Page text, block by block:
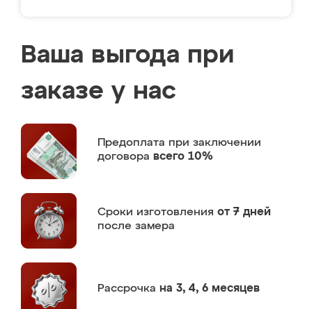
Ваша выгода при
заказе у нас
Предоплата при заключении
договора всего 10%
Сроки изготовления от 7 дней
после замера
Рассрочка на 3, 4, 6 месяцев